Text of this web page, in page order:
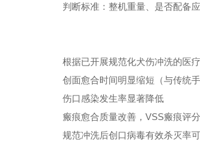
判断标准：整机重量、是否配备
根据已开展规范化犬伤冲洗的医
创面愈合时间明显缩短（与传统
伤口感染发生率显著降低
瘢痕愈合质量改善，VSS瘢痕评
规范冲洗后创口病毒有效杀灭率